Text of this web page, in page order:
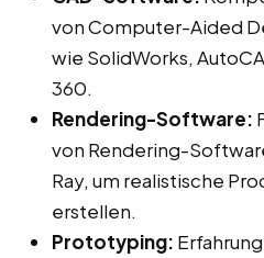
von Computer-Aided
wie SolidWorks,
360.
Rendering-Software:
von Rendering-
Ray, um realistische
erstellen.
Prototyping: